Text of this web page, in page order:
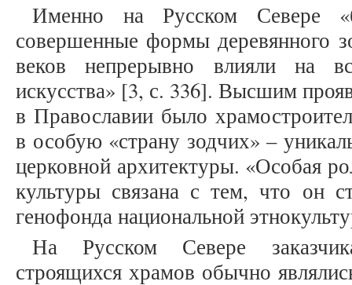
Именно на Русском Севере
совершенные формы деревянного
веков непрерывно влияли на
искусства» [3, с. 336]. Высшим
в Православии было
в особую «страну зодчих» –
церковной архитектуры. «Особая
культуры связана с тем, что он
генофонда национальной
На Русском Севере
строящихся храмов обычно